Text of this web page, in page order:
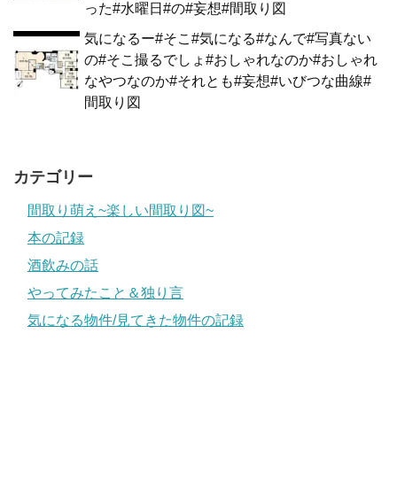
った#水曜日#の#妄想#間取り図
気になるー#そこ#気になる#なんで#写真ない
の#そこ撮るでしょ#おしゃれなのか#おしゃれ
なやつなのか#それとも#妄想#いびつな曲線#
間取り図
カテゴリー
間取り萌え~楽しい間取り図~
本の記録
酒飲みの話
やってみたこと＆独り言
気になる物件/見てきた物件の記録